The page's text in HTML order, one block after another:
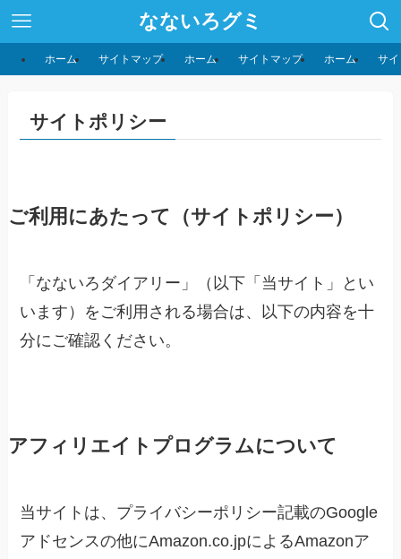
なないろグミ
ホーム サイトマップ ホーム サイトマップ ホーム サ
サイトポリシー
ご利用にあたって（サイトポリシー）
「なないろダイアリー」（以下「当サイト」とい
います）をご利用される場合は、以下の内容を十
分にご確認ください。
アフィリエイトプログラムについて
当サイトは、プライバシーポリシー記載のGoogle
アドセンスの他にAmazon.co.jpによるAmazonア